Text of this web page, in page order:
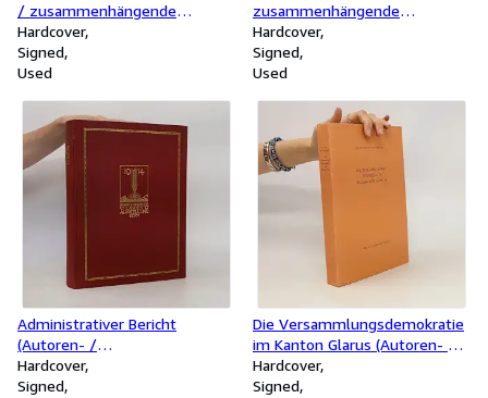
/ zusammenhängende
Unterschrift)
Hardcover
Signed
Used
zusammenhängende
Unterschrift)
Hardcover
Signed
Used
Administrativer Bericht
(Autoren- /
zusammenhängende
Unterschrift)
Hardcover
Signed
Die Versammlungsdemokratie
im Kanton Glarus (Autoren- /
zusammenhängende
Unterschrift)
Hardcover
Signed